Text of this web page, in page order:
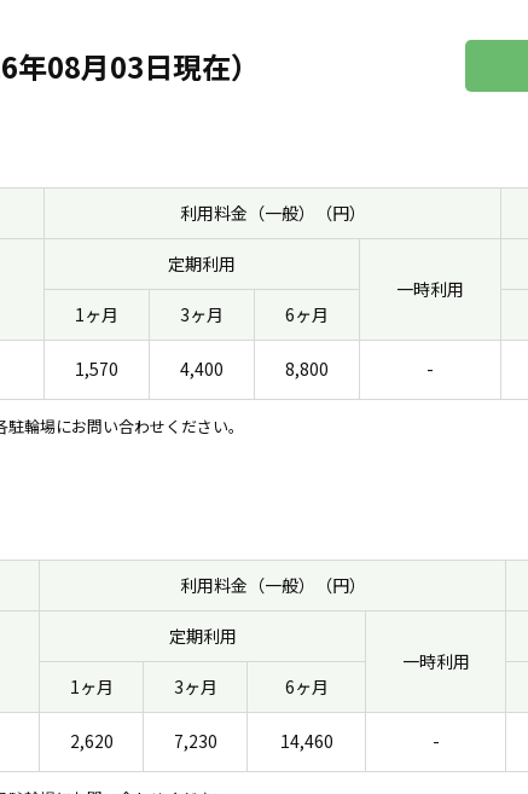
08月03日現在）
利用料金（一般）（円）
定期利用
一時利用
1ヶ月
3ヶ月 6ヶ月
1,570 4,400 8,800 -
輪場にお問い合わせください。
利用料金（一般）（円）
定期利用
一時利用
1ヶ月
3ヶ月 6ヶ月
2,620 7,230 14,460 -